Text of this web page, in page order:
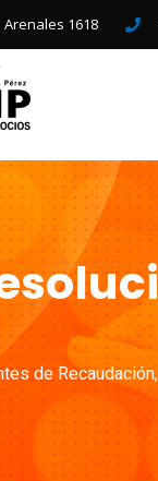
Arenales 1618
de Recaudación